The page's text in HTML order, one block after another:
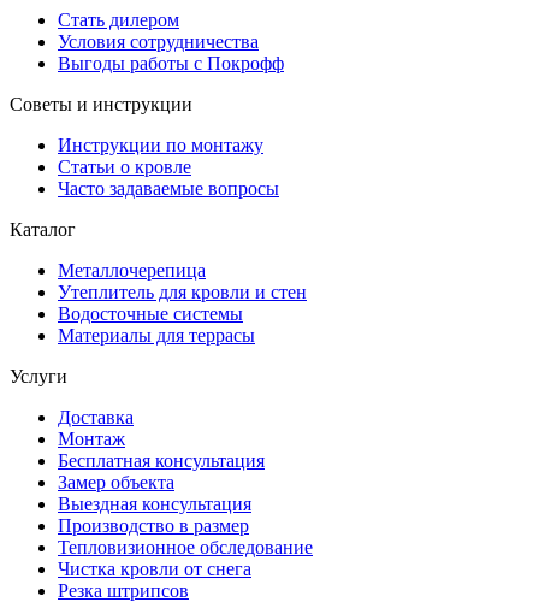
Стать дилером
Условия сотрудничества
Выгоды работы с Покрофф
Советы и инструкции
Инструкции по монтажу
Статьи о кровле
Часто задаваемые вопросы
Каталог
Металлочерепица
Утеплитель для кровли и стен
Водосточные системы
Материалы для террасы
Услуги
Доставка
Монтаж
Бесплатная консультация
Замер объекта
Выездная консультация
Производство в размер
Тепловизионное обследование
Чистка кровли от снега
Резка штрипсов